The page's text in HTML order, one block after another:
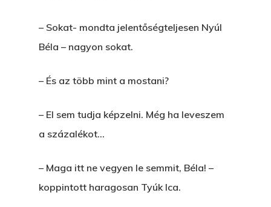
– Sokat- mondta jelentőségteljesen Nyúl
Béla – nagyon sokat.
– És az több mint a mostani?
– El sem tudja képzelni. Még ha leveszem
a százalékot…
– Maga itt ne vegyen le semmit, Béla! –
koppintott haragosan Tyúk Ica.